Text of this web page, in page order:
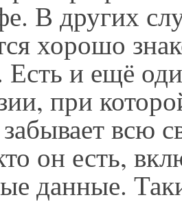
В других
хорошо
Есть и ещё
при
забывает всю
он есть,
данные.